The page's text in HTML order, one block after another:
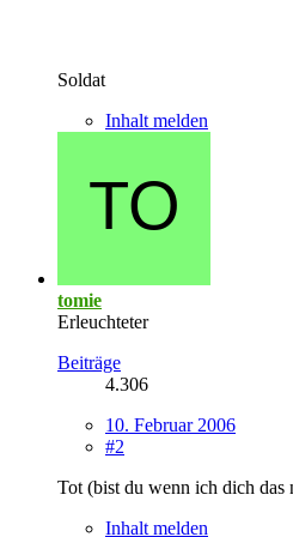
Soldat
Inhalt melden
tomie
Erleuchteter
Beiträge
4.306
10. Februar 2006
#2
Tot (bist du wenn ich dich das
Inhalt melden